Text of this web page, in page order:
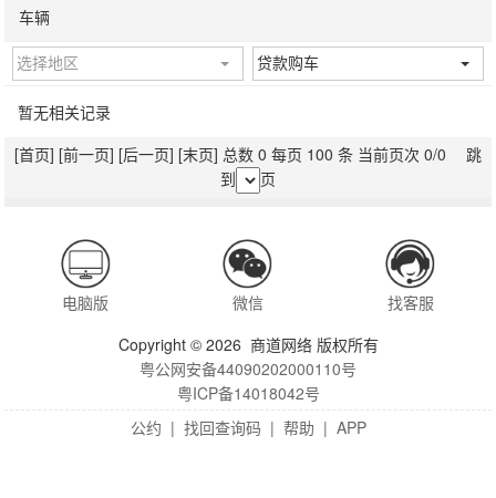
车辆
选择地区 贷款购车
暂无相关记录
[首页] [前一页] [后一页] [末页] 总数 0 每页 100 条 当前页次 0/0 跳
到
页
电脑版 微信
找客服
Copyright © 2026 商道网络 版权所有
粤公网安备44090202000110号
粤ICP备14018042号
公约 | 找回查询码 | 帮助 | APP